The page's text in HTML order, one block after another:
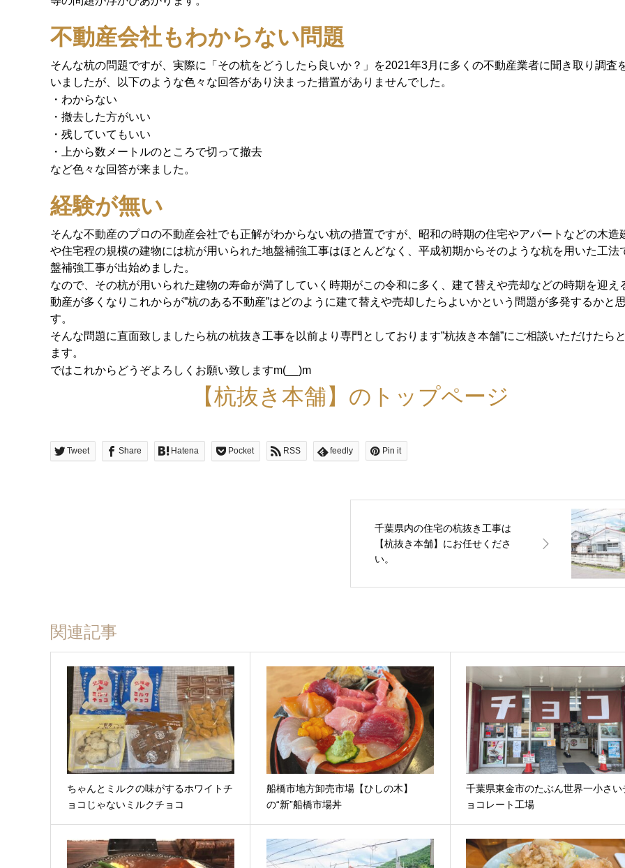
不動産会社もわからない問題
そんな杭の問題ですが、実際に「その杭をどうしたら良いか？」を2021年3月に多くの不動産業者に聞き取り調査
いましたが、以下のような色々な回答があり決まった措置がありませんでした。
・わからない
・撤去した方がいい
・残していてもいい
・上から数メートルのところで切って撤去
など色々な回答が来ました。
経験が無い
そんな不動産のプロの不動産会社でも正解がわからない杭の措置ですが、昭和の時期の住宅やアパートなどの木造
や住宅程の規模の建物には杭が用いられた地盤補強工事はほとんどなく、平成初期からそのような杭を用いた工法
盤補強工事が出始めました。
なので、その杭が用いられた建物の寿命が満了していく時期がこの令和に多く、建て替えや売却などの時期を迎え
動産が多くなりこれからが”杭のある不動産”はどのように建て替えや売却したらよいかという問題が多発するかと
す。
そんな問題に直面致しましたら杭の杭抜き工事を以前より専門としております”杭抜き本舗”にご相談いただけたら
ます。
ではこれからどうぞよろしくお願い致しますm(__)m
【杭抜き本舗】のトップページ
Tweet Share Hatena Pocket RSS feedly Pin it
千葉県内の住宅の杭抜き工事は
【杭抜き本舗】にお任せくださ
い。
関連記事
ちゃんとミルクの味がするホワイトチ
ョコじゃないミルクチョコ
船橋市地方卸売市場【ひしの木】
の“新”船橋市場丼
千葉県東金市のたぶん世界一小さい
ョコレート工場